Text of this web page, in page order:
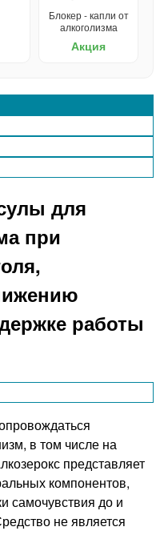
Блокер - капли от
алкоголизма
Акция
для
при
работы
в том числе на
представляет
компонентов,
самочувствия до и
не является